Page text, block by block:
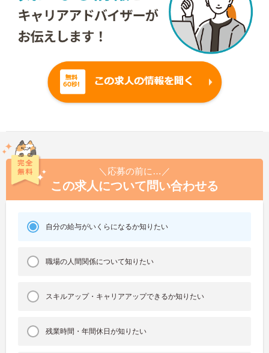
＼応募の前に…／
この求人について問い合わせる
自分の給与がいくらになるか知りたい
職場の人間関係について知りたい
スキルアップ・キャリアアップできるか知りたい
残業時間・年間休日が知りたい